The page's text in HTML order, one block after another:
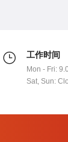
工作时间
Mon - Fri:
Sat, Sun: